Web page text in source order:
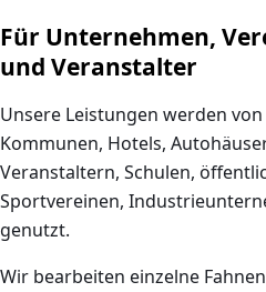
Für Unternehmen,
und Veranstalter
Unsere Leistungen werden
Kommunen, Hotels,
Veranstaltern, Schulen,
Sportvereinen,
genutzt.
Wir bearbeiten einzelne